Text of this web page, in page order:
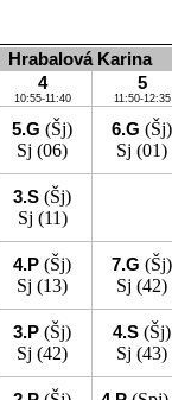
Hrabalová Karina
4
10:55-11:40
5
11:50-12:35
5.G (Šj)
Sj (06)
6.G (Šj)
Sj (01)
3.S (Šj)
Sj (11)
4.P (Šj)
Sj (13)
7.G (Šj)
Sj (42)
3.P (Šj)
Sj (42)
4.S (Šj)
Sj (43)